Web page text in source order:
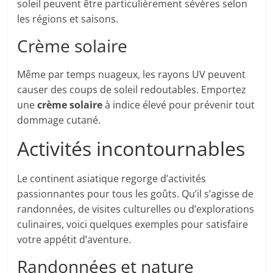
soleil peuvent être particulièrement sévères selon
les régions et saisons.
Crème solaire
Même par temps nuageux, les rayons UV peuvent
causer des coups de soleil redoutables. Emportez
unecrème solaireà indice élevé pour prévenir tout
dommage cutané.
Activités incontournables
Le continent asiatique regorge d’activités
passionnantes pour tous les goûts. Qu’il s’agisse de
randonnées, de visites culturelles ou d’explorations
culinaires, voici quelques exemples pour satisfaire
votre appétit d’aventure.
Randonnées et nature